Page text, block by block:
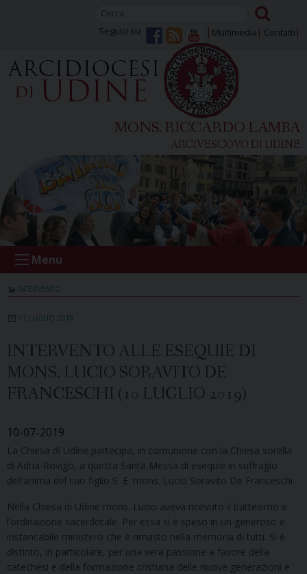
Multimedia Contatti
Seguici su
MONS. RICCARDO LAMBA
ARCIVESCOVO DI UDINE
Menu
INTERVENTO
11 LUGLIO 2019
INTERVENTO ALLE ESEQUIE DI
MONS. LUCIO SORAVITO DE
FRANCESCHI (10 LUGLIO 2019)
10-07-2019
La Chiesa di Udine partecipa, in comunione con la Chiesa sorella
di Adria-Rovigo, a questa Santa Messa di esequie in suffragio
dell’anima del suo figlio S. E. mons. Lucio Soravito De Franceschi.
Nella Chiesa di Udine mons. Lucio aveva ricevuto il battesimo e
l’ordinazione sacerdotale. Per essa si è speso in un generoso e
instancabile ministero che è rimasto nella memoria di tutti. Si è
distinto, in particolare, per una vera passione a favore della
catechesi e della formazione cristiana delle nuove generazioni e